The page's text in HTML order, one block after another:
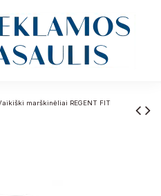
marškinėliai REGENT FIT